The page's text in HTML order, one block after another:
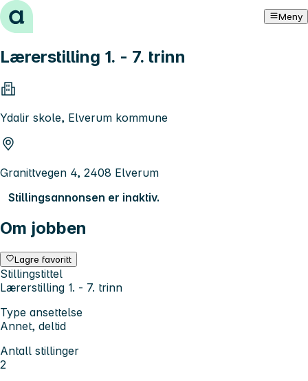
Hopp til innhold Meny
Lærerstilling 1. - 7. trinn
Ydalir skole, Elverum kommune
Granittvegen 4, 2408 Elverum
Stillingsannonsen er inaktiv.
Om jobben
Lagre favoritt
Stillingstittel
Lærerstilling 1. - 7. trinn
Type ansettelse
Annet, deltid
Antall stillinger
2